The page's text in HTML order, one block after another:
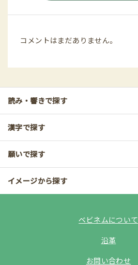
コメントはまだありません。
読み・響きで探す
漢字で探す
願いで探す
イメージから探す
ベビネムについて
沿革
お問い合わせ